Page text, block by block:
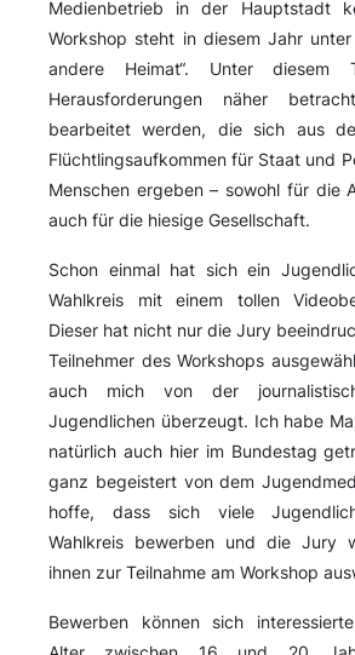
Medienbetrieb in der Hauptstadt
Workshop steht in diesem Jahr
andere Heimat“. Unter diesem
Herausforderungen näher
bearbeitet werden, die sich aus
Flüchtlingsaufkommen für Staat und
Menschen ergeben – sowohl für die
auch für die hiesige Gesellschaft.
Schon einmal hat sich ein
Wahlkreis mit einem tollen
Dieser hat nicht nur die Jury
Teilnehmer des Workshops
auch mich von der
Jugendlichen überzeugt. Ich habe
natürlich auch hier im Bundestag
ganz begeistert von dem
hoffe, dass sich viele
Wahlkreis bewerben und die Jury
ihnen zur Teilnahme am Workshop
Bewerben können sich